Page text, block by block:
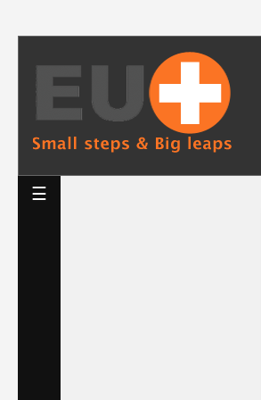
☰
Tüm
Ürünler
Islak